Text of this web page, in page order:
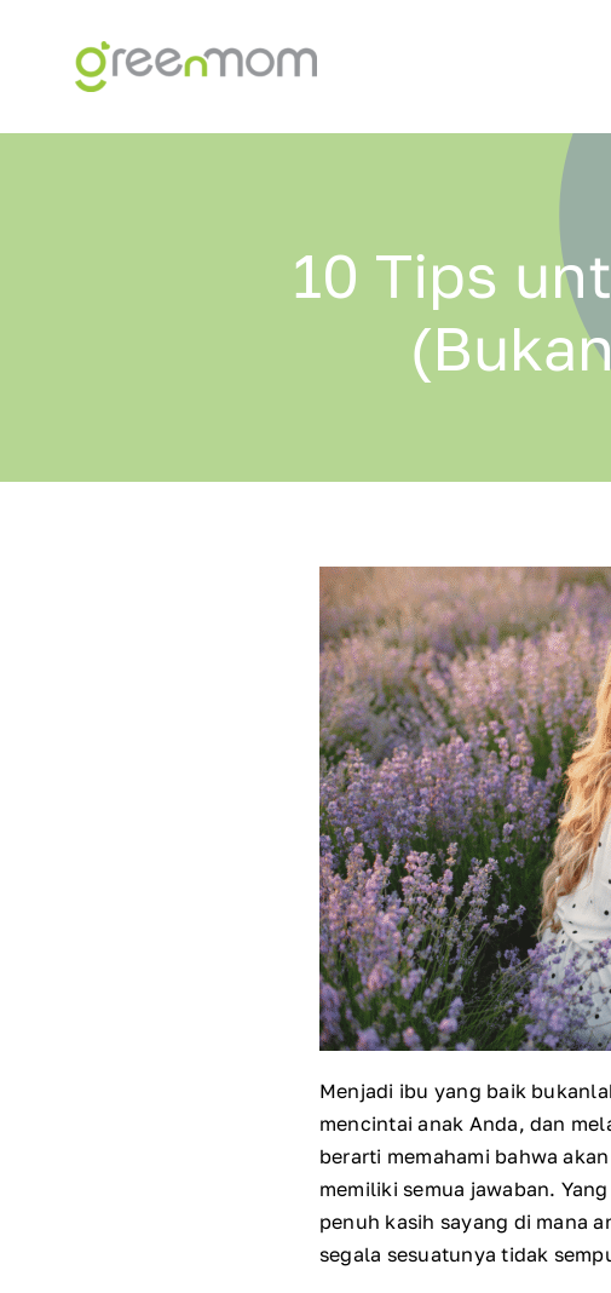
10 Tips
Menjadi ibu yang baik
mencintai anak Anda, dan
berarti memahami bahwa
memiliki semua jawaban.
penuh kasih sayang di mana
segala sesuatunya tidak